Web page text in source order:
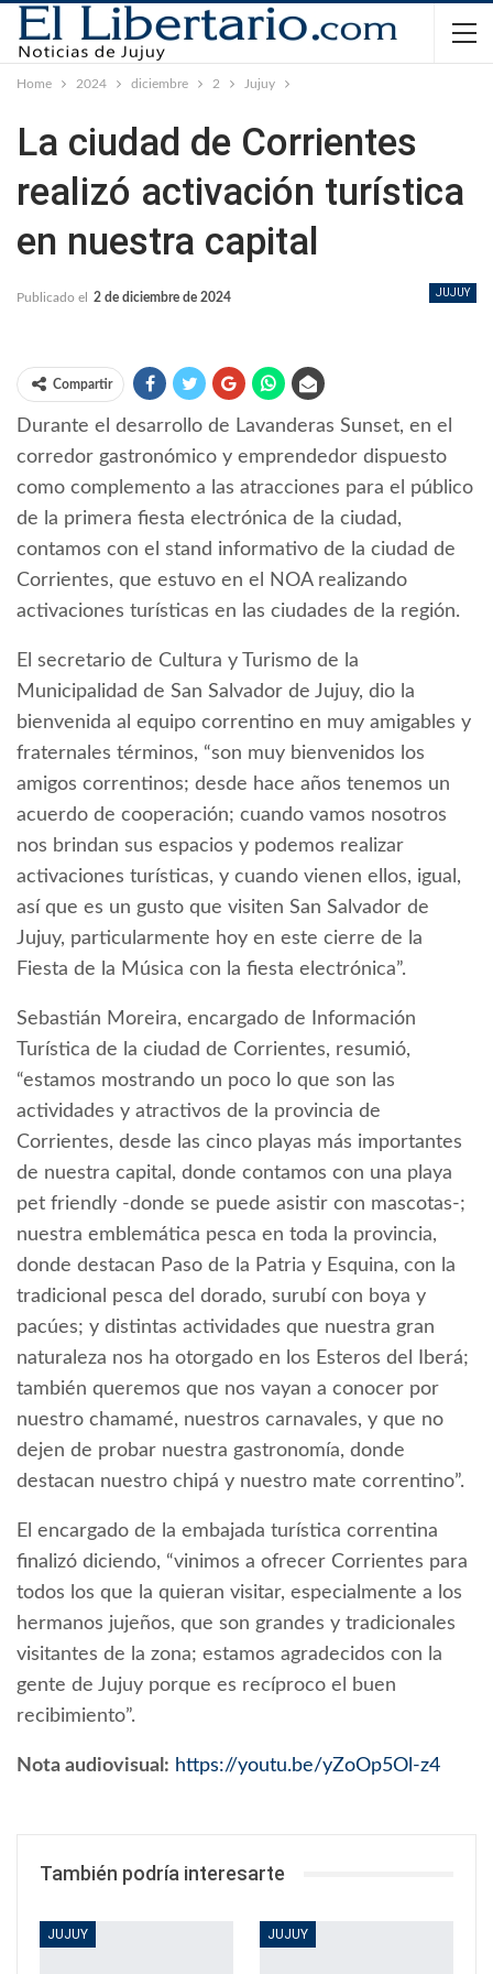
Home 2024 diciembre 2 Jujuy
La ciudad de Corrientes
realizó activación turística
en nuestra capital
JUJUY
Publicado el 2 de diciembre de 2024
Compartir
Durante el desarrollo de Lavanderas Sunset, en el
corredor gastronómico y emprendedor dispuesto
como complemento a las atracciones para el público
de la primera fiesta electrónica de la ciudad,
contamos con el stand informativo de la ciudad de
Corrientes, que estuvo en el NOA realizando
activaciones turísticas en las ciudades de la región.
El secretario de Cultura y Turismo de la
Municipalidad de San Salvador de Jujuy, dio la
bienvenida al equipo correntino en muy amigables y
fraternales términos, “son muy bienvenidos los
amigos correntinos; desde hace años tenemos un
acuerdo de cooperación; cuando vamos nosotros
nos brindan sus espacios y podemos realizar
activaciones turísticas, y cuando vienen ellos, igual,
así que es un gusto que visiten San Salvador de
Jujuy, particularmente hoy en este cierre de la
Fiesta de la Música con la fiesta electrónica”.
Sebastián Moreira, encargado de Información
Turística de la ciudad de Corrientes, resumió,
“estamos mostrando un poco lo que son las
actividades y atractivos de la provincia de
Corrientes, desde las cinco playas más importantes
de nuestra capital, donde contamos con una playa
pet friendly -donde se puede asistir con mascotas-;
nuestra emblemática pesca en toda la provincia,
donde destacan Paso de la Patria y Esquina, con la
tradicional pesca del dorado, surubí con boya y
pacúes; y distintas actividades que nuestra gran
naturaleza nos ha otorgado en los Esteros del Iberá;
también queremos que nos vayan a conocer por
nuestro chamamé, nuestros carnavales, y que no
dejen de probar nuestra gastronomía, donde
destacan nuestro chipá y nuestro mate correntino”.
El encargado de la embajada turística correntina
finalizó diciendo, “vinimos a ofrecer Corrientes para
todos los que la quieran visitar, especialmente a los
hermanos jujeños, que son grandes y tradicionales
visitantes de la zona; estamos agradecidos con la
gente de Jujuy porque es recíproco el buen
recibimiento”.
Nota audiovisual: https://youtu.be/yZoOp5Ol-z4
También podría interesarte
JUJUY JUJUY